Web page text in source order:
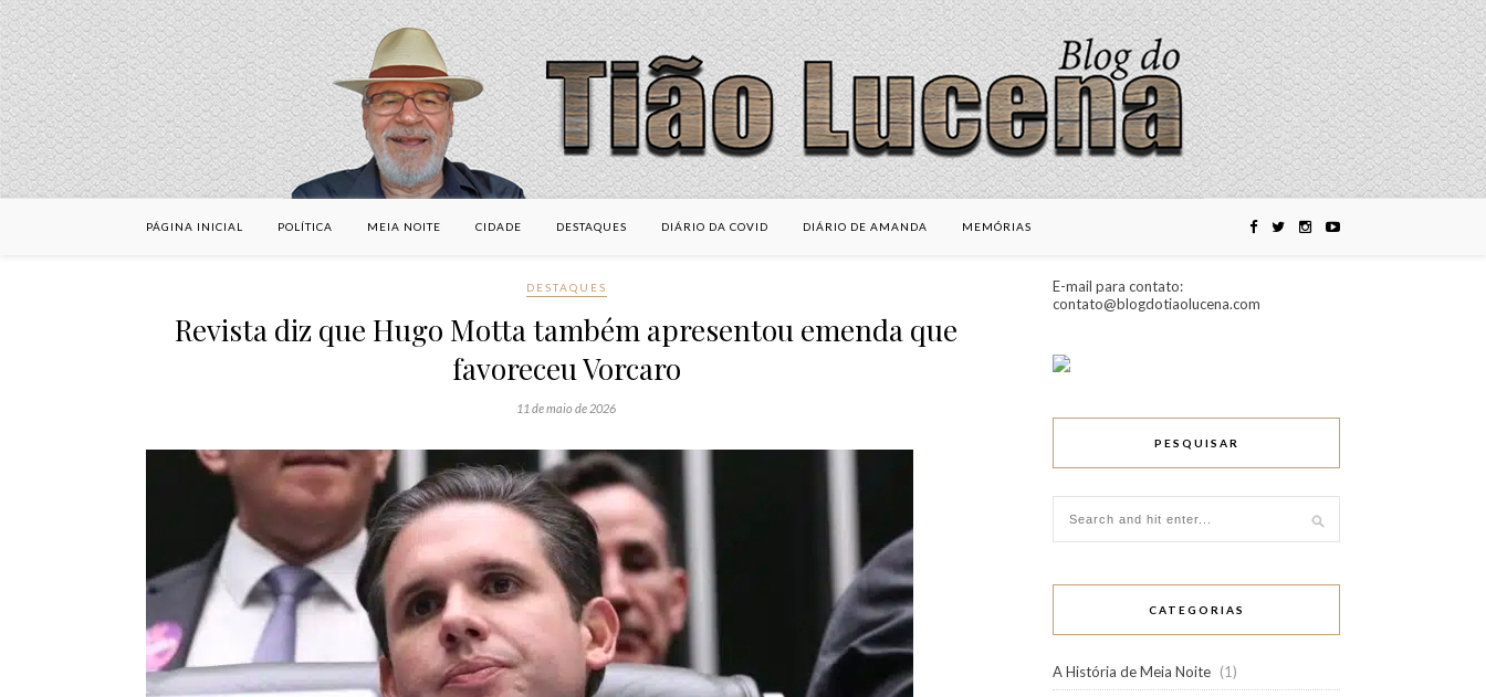
PÁGINA INICIAL POLÍTICA MEIA NOITE CIDADE DESTAQUES DIÁRIO DA COVID DIÁRIO DE AMANDA MEMÓRIAS
DESTAQUES
Revista diz que Hugo Motta também apresentou emenda que
favoreceu Vorcaro
11 de maio de 2026
E-mail para contato:
contato@blogdotiaolucena.com
PESQUISAR
CATEGORIAS
A História de Meia Noite (1)